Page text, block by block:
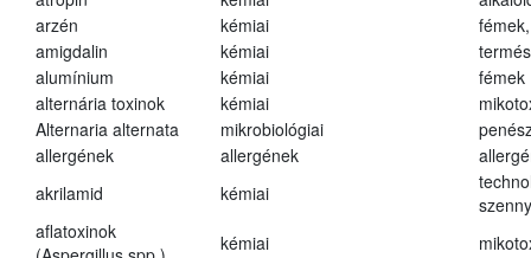
arzén
kémiai
amigdalin
kémiai
alumínium
kémiai
fémek
alternária toxinok
kémiai
Alternaria alternata
mikrobiológiai
allergének
allergének
akrilamid
kémiai
aflatoxinok
kémiai